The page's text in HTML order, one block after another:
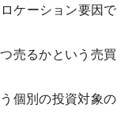
ーション要因で
売るかという売買
個別の投資対象の